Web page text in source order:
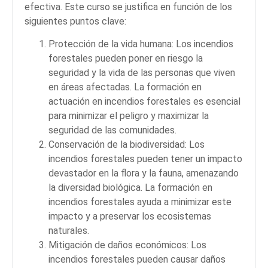
efectiva. Este curso se justifica en función de los
siguientes puntos clave:
Protección de la vida humana: Los incendios
forestales pueden poner en riesgo la
seguridad y la vida de las personas que viven
en áreas afectadas. La formación en
actuación en incendios forestales es esencial
para minimizar el peligro y maximizar la
seguridad de las comunidades.
Conservación de la biodiversidad: Los
incendios forestales pueden tener un impacto
devastador en la flora y la fauna, amenazando
la diversidad biológica. La formación en
incendios forestales ayuda a minimizar este
impacto y a preservar los ecosistemas
naturales.
Mitigación de daños económicos: Los
incendios forestales pueden causar daños